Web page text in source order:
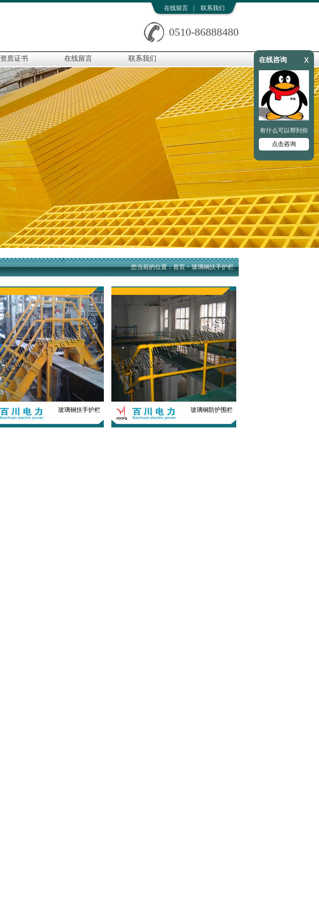
在线留言 联系我们
0510-86888480
资质证书 在线留言 联系我们
您当前的位置：首页> 玻璃钢扶手护栏
玻璃钢扶手护栏 玻璃钢防护围栏
在线咨询 x
有什么可以帮到你
点击咨询